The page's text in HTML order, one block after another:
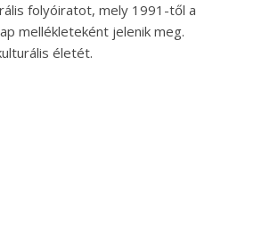
folyóiratot, mely 1991-től a
mellékleteként jelenik meg.
életét.